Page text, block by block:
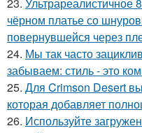
чёрном платье со
повернувшейся через
24. Мы так часто
забываем: стиль - это
25. Для Crimson Desert
которая добавляет
26. Используйте